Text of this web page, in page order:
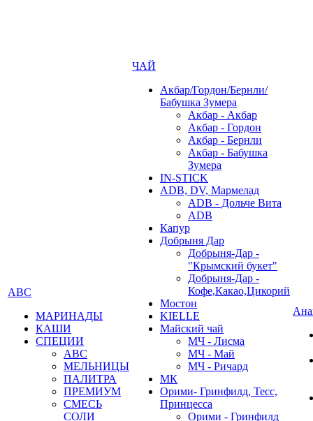
АВС
МАРИНАДЫ
КАШИ
СПЕЦИИ
АВС
МЕЛЬНИЦЫ
ПАЛИТРА
ПРЕМИУМ
СМЕСЬ
СОЛИ
ЧАЙ
Акбар/Гордон/Бернли/
Бабушка Зумера
Акбар - Акбар
Акбар - Гордон
Акбар - Бернли
Акбар - Бабушка
Зумера
IN-STICK
ADB, DV, Мармелад
ADB - Дольче Вита
ADB
Капур
Добрыня Дар
Добрыня-Дар -
"Крымский букет"
Добрыня-Дар -
Кофе,Какао,Цикорий
Мостон
KIELLE
Майский чай
МЧ - Лисма
МЧ - Май
МЧ - Ричард
МК
Орими- Гринфилд, Тесс,
Принцесса
Орими - Гринфилд